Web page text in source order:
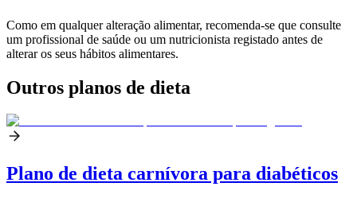
Como em qualquer alteração alimentar, recomenda-se que consulte
um profissional de saúde ou um nutricionista registado antes de
alterar os seus hábitos alimentares.
Outros planos de dieta
Plano de dieta carnívora para diabéticos